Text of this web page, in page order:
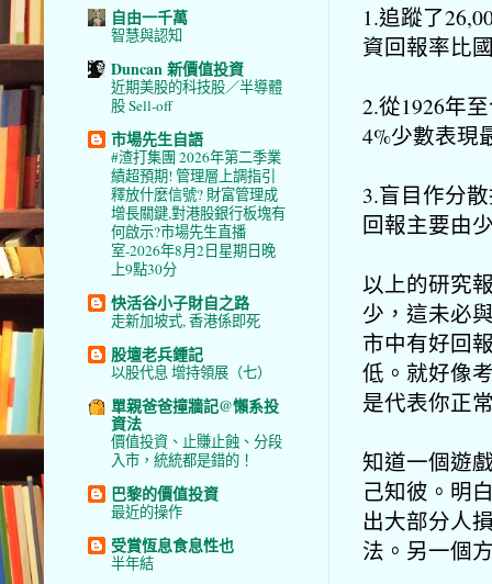
1.追蹤了
資回報率比
2.從1926年
4%少數表現
3.盲目作分
回報主要由
以上的研究
少，這未必
市中有好回
低。就好像
是代表你正
知道一個遊
己知彼。明
出大部分人
法。另一個
自由一千萬
智慧與認知
Duncan 新價值投資
近期美股的科技股／半導體
股 Sell-off
市場先生自語
#渣打集團 2026年第二季業
績超預期! 管理層上調指引
釋放什麼信號? 財富管理成
增長關鍵,對港股銀行板塊有
何啟示?市場先生直播
室-2026年8月2日星期日晚
上9點30分
快活谷小子財自之路
走新加坡式, 香港係即死
股壇老兵鍾記
以股代息 增持領展（七）
單親爸爸撞牆記@懶系投
資法
價值投資、止賺止蝕、分段
入市，統統都是錯的！
巴黎的價值投資
最近的操作
受賞恆息食息性也
半年結